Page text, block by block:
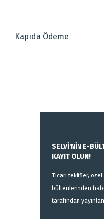
Kapıda Ödeme
SELVİ'NİN E-
KAYIT OLUN!
Ticari teklifler, özel
bültenlerinden
tarafından